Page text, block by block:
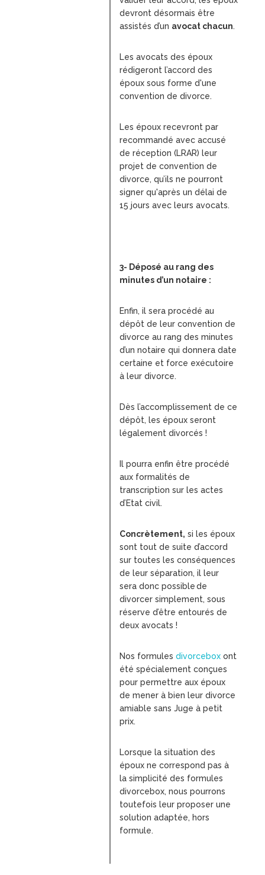
devront désormais être
assistés d’un avocat chacun.
Les avocats des époux
rédigeront l’accord des
époux sous forme d'une
convention de divorce.
Les époux recevront par
recommandé avec accusé
de réception (LRAR) leur
projet de convention de
divorce, qu’ils ne pourront
signer qu'après un délai de
15 jours avec leurs avocats.
3- Déposé au rang des
minutes d’un notaire :
Enfin, il sera procédé au
dépôt de leur convention de
divorce au rang des minutes
d’un notaire qui donnera date
certaine et force exécutoire
à leur divorce.
Dès l’accomplissement de ce
dépôt, les époux seront
légalement divorcés !
Il pourra enfin être procédé
aux formalités de
transcription sur les actes
d’Etat civil.
Concrètement, si les époux
sont tout de suite d’accord
sur toutes les conséquences
de leur séparation, il leur
sera donc possible de
divorcer simplement, sous
réserve d’être entourés de
deux avocats !
Nos formulesdivorcebox ont
été spécialement conçues
pour permettre aux époux
de mener à bien leur divorce
amiable sans Juge à petit
prix.
Lorsque la situation des
époux ne correspond pas à
la simplicité des formules
divorcebox, nous pourrons
toutefois leur proposer une
solution adaptée, hors
formule.